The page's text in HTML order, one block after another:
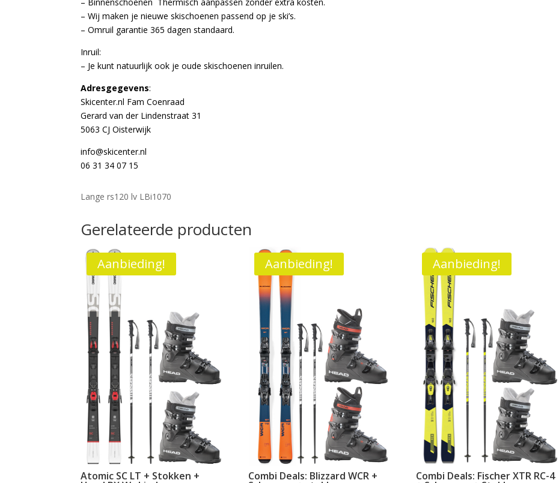
– Wij maken je nieuwe skischoenen passend op je ski’s.
– Omruil garantie 365 dagen standaard.
Inruil:
– Je kunt natuurlijk ook je oude skischoenen inruilen.
Adresgegevens:
Skicenter.nl Fam Coenraad
Gerard van der Lindenstraat 31
5063 CJ Oisterwijk
info@skicenter.nl
06 31 34 07 15
Lange rs120 lv LBi1070
Gerelateerde producten
Aanbieding!
Atomic SC LT + Stokken +
Aanbieding!
Combi Deals: Blizzard WCR +
Aanbieding!
Combi Deals: Fischer XTR RC-4